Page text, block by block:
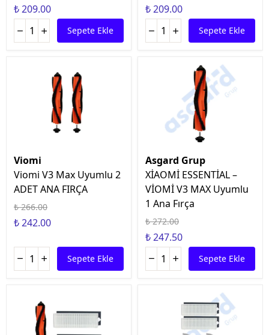
₺ 209.00
Sepete Ekle
₺ 209.00
Sepete Ekle
Viomi
Viomi V3 Max Uyumlu 2
ADET ANA FIRÇA
₺ 266.00
₺ 242.00
Sepete Ekle
Asgard Grup
XİAOMİ ESSENTİAL –
VİOMİ V3 MAX Uyumlu
1 Ana Fırça
₺ 272.00
₺ 247.50
Sepete Ekle